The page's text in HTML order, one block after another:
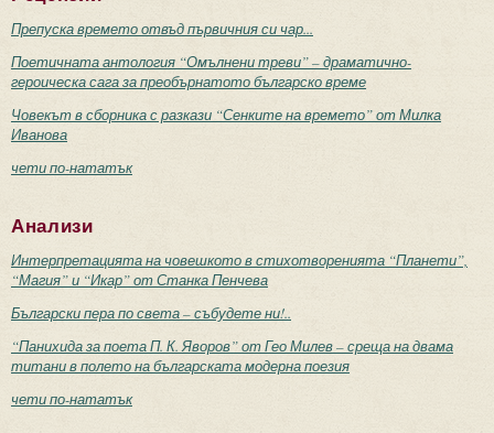
Препуска времето отвъд първичния си чар...
Поетичната антология “Омълнени треви” – драматично-
героическа сага за преобърнатото българско време
Човекът в сборника с разкази “Сенките на времето” от Милка
Иванова
чети по-нататък
Анализи
Интерпретацията на човешкото в стихотворенията “Планети”,
“Магия” и “Икар” от Станка Пенчева
Български пера по света – събудете ни!..
“Панихида за поета П. К. Яворов” от Гео Милев – среща на двама
титани в полето на българската модерна поезия
чети по-нататък